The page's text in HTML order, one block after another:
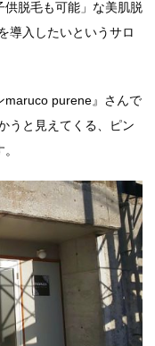
供脱毛も可能」な美肌脱
導入したいというサロ
maruco purene』さんで
うと見えてくる、ピン